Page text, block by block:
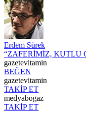
Erdem Sürek
“ZAFERİMİZ, KUTLU
gazetevitamin
BEĞEN
gazetevitamin
TAKİP ET
medyabogaz
TAKİP ET